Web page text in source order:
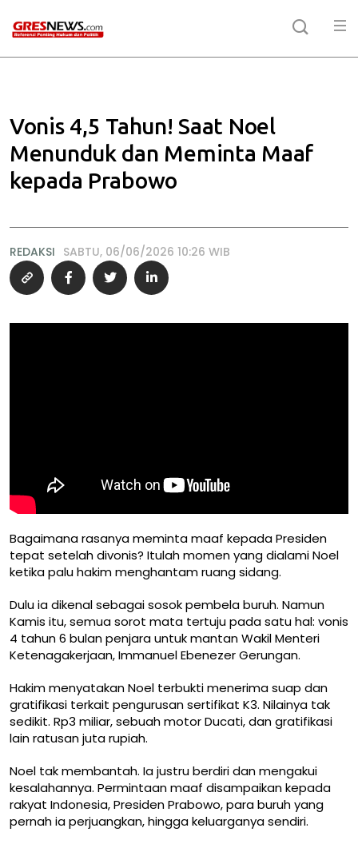
Vonis 4,5 Tahun! Saat Noel
Menunduk dan Meminta Maaf
kepada Prabowo
REDAKSI SABTU, 06/06/2026 10:26 WIB
Bagaimana rasanya meminta maaf kepada Presiden
tepat setelah divonis? Itulah momen yang dialami Noel
ketika palu hakim menghantam ruang sidang.
Dulu ia dikenal sebagai sosok pembela buruh. Namun
Kamis itu, semua sorot mata tertuju pada satu hal: vonis
4 tahun 6 bulan penjara untuk mantan Wakil Menteri
Ketenagakerjaan, Immanuel Ebenezer Gerungan.
Hakim menyatakan Noel terbukti menerima suap dan
gratifikasi terkait pengurusan sertifikat K3. Nilainya tak
sedikit. Rp3 miliar, sebuah motor Ducati, dan gratifikasi
lain ratusan juta rupiah.
Noel tak membantah. Ia justru berdiri dan mengakui
kesalahannya. Permintaan maaf disampaikan kepada
rakyat Indonesia, Presiden Prabowo, para buruh yang
pernah ia perjuangkan, hingga keluarganya sendiri.